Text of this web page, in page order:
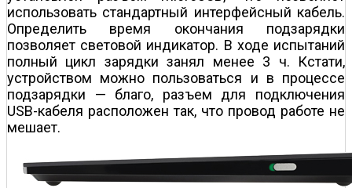
использовать стандартный интерфейсный кабель.
Определить время окончания подзарядки
позволяет световой индикатор. В ходе испытаний
полный цикл зарядки занял менее 3 ч. Кстати,
устройством можно пользоваться и в процессе
подзарядки — благо, разъем для подключения
USB-кабеля расположен так, что провод работе не
мешает.